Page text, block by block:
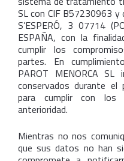
SL con CIF B57230963 y
S’ESPERÓ, 3 07714
ESPAÑA, con la
cumplir los
partes. En
PAROT MENORCA
conservados durante el
para cumplir con los
anterioridad.
Mientras no nos
que sus datos no han